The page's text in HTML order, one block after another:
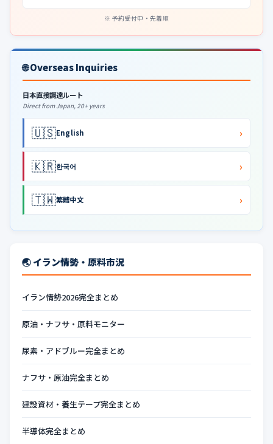
予約受付中・先着順
🌐 Overseas Inquiries
日本直接調達ルート
Direct from Japan, 20+ years
🇺🇸English ›
🇰🇷한국어 ›
🇹🇼繁體中文 ›
🌏 イラン情勢・原料市況
イラン情勢2026完全まとめ
原油・ナフサ・原料モニター
尿素・アドブルー完全まとめ
ナフサ・原油完全まとめ
建設資材・養生テープ完全まとめ
半導体完全まとめ